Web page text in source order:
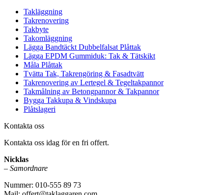
Takläggning
Takrenovering
Takbyte
Takomläggning
Lägga Bandtäckt Dubbelfalsat Plåttak
Lägga EPDM Gummiduk: Tak & Tätskikt
Måla Plåttak
Tvätta Tak, Takrengöring & Fasadtvätt
Takrenovering av Lertegel & Tegeltakpannor
Takmålning av Betongpannor & Takpannor
Bygga Takkupa & Vindskupa
Plåtslageri
Kontakta oss
Kontakta oss idag för en fri offert.
Nicklas
– Samordnare
Nummer: 010-555 89 73